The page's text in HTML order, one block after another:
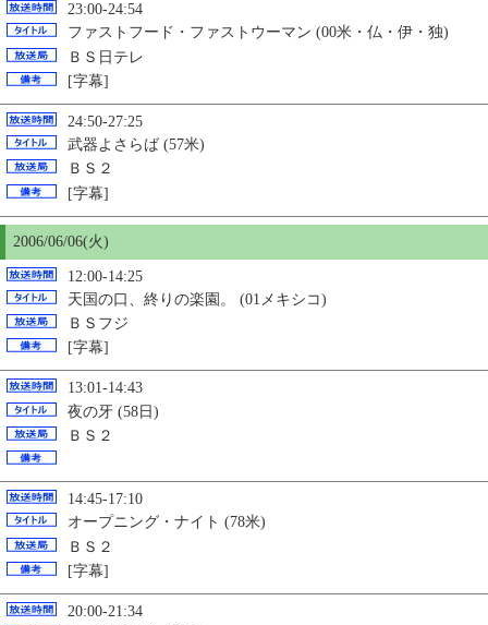
23:00-24:54
ファストフード・ファストウーマン (00米・仏・伊・独)
ＢＳ日テレ
[字幕]
24:50-27:25
武器よさらば (57米)
ＢＳ２
[字幕]
2006/06/06(火)
12:00-14:25
天国の口、終りの楽園。 (01メキシコ)
ＢＳフジ
[字幕]
13:01-14:43
夜の牙 (58日)
ＢＳ２
14:45-17:10
オープニング・ナイト (78米)
ＢＳ２
[字幕]
20:00-21:34